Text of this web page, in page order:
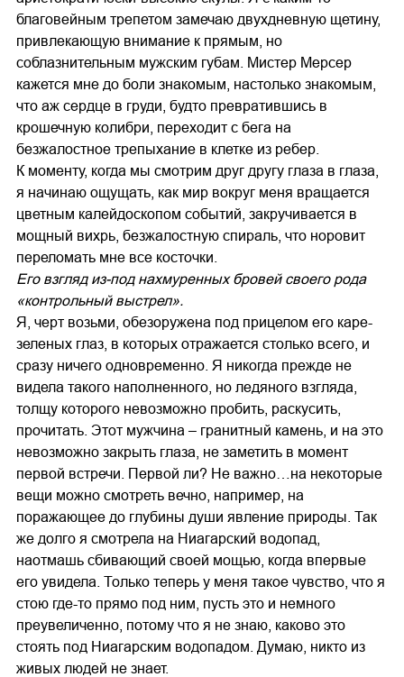
благовейным трепетом замечаю двухдневную щетину,
привлекающую внимание к прямым, но
соблазнительным мужским губам. Мистер Мерсер
кажется мне до боли знакомым, настолько знакомым,
что аж сердце в груди, будто превратившись в
крошечную колибри, переходит с бега на
безжалостное трепыхание в клетке из ребер.
К моменту, когда мы смотрим друг другу глаза в глаза,
я начинаю ощущать, как мир вокруг меня вращается
цветным калейдоскопом событий, закручивается в
мощный вихрь, безжалостную спираль, что норовит
переломать мне все косточки.
Его взгляд из-под нахмуренных бровей своего рода
«контрольный выстрел».
Я, черт возьми, обезоружена под прицелом его каре-
зеленых глаз, в которых отражается столько всего, и
сразу ничего одновременно. Я никогда прежде не
видела такого наполненного, но ледяного взгляда,
толщу которого невозможно пробить, раскусить,
прочитать. Этот мужчина – гранитный камень, и на это
невозможно закрыть глаза, не заметить в момент
первой встречи. Первой ли? Не важно…на некоторые
вещи можно смотреть вечно, например, на
поражающее до глубины души явление природы. Так
же долго я смотрела на Ниагарский водопад,
наотмашь сбивающий своей мощью, когда впервые
его увидела. Только теперь у меня такое чувство, что я
стою где-то прямо под ним, пусть это и немного
преувеличенно, потому что я не знаю, каково это
стоять под Ниагарским водопадом. Думаю, никто из
живых людей не знает.